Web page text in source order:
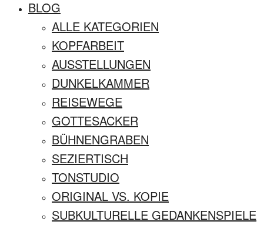
BLOG
ALLE KATEGORIEN
KOPFARBEIT
AUSSTELLUNGEN
DUNKELKAMMER
REISEWEGE
GOTTESACKER
BÜHNENGRABEN
SEZIERTISCH
TONSTUDIO
ORIGINAL VS. KOPIE
SUBKULTURELLE GEDANKENSPIELE